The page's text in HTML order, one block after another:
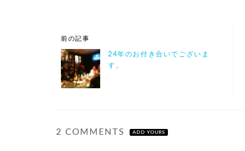
前の記事
24年のお付き合いでございま
す。
2 COMMENTS ADD YOURS